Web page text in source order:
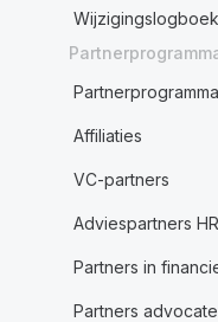
Wijzigingslogboek
Affiliaties
VC-partners
Adviespartners HR
Partners in
Partners